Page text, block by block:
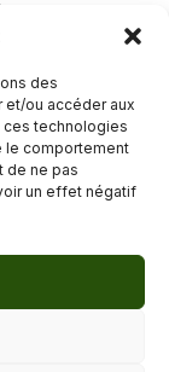
des
ou accéder aux
ces technologies
le comportement
de ne pas
un effet négatif
protéinés
le bon
Article suivant→